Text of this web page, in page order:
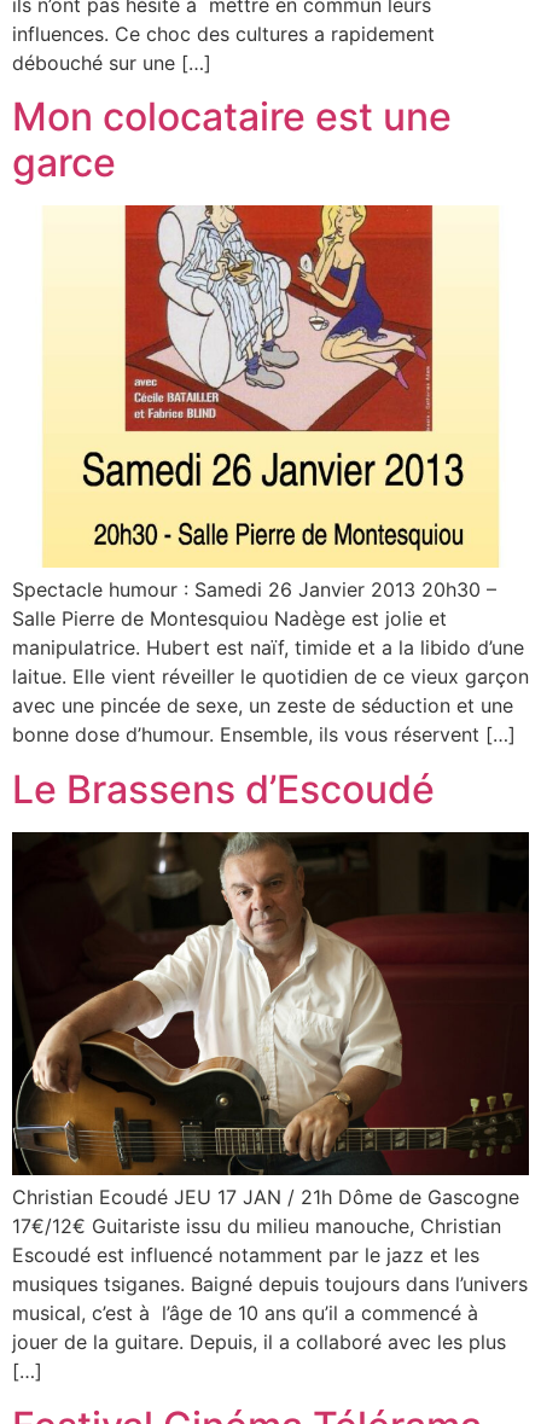
influences. Ce choc des cultures a rapidement
débouché sur une […]
Mon colocataire est une
garce
Spectacle humour : Samedi 26 Janvier 2013 20h30 –
Salle Pierre de Montesquiou Nadège est jolie et
manipulatrice. Hubert est naïf, timide et a la libido d’une
laitue. Elle vient réveiller le quotidien de ce vieux garçon
avec une pincée de sexe, un zeste de séduction et une
bonne dose d’humour. Ensemble, ils vous réservent […]
Le Brassens d’Escoudé
Christian Ecoudé JEU 17 JAN / 21h Dôme de Gascogne
17€/12€ Guitariste issu du milieu manouche, Christian
Escoudé est influencé notamment par le jazz et les
musiques tsiganes. Baigné depuis toujours dans l’univers
musical, c’est à l’âge de 10 ans qu’il a commencé à
jouer de la guitare. Depuis, il a collaboré avec les plus
[…]